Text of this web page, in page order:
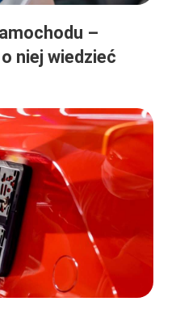
–
niej wiedzieć